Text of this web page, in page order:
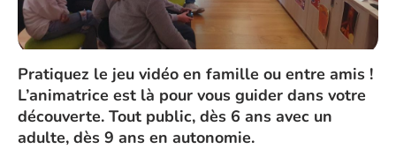
Pratiquez le jeu vidéo en famille ou entre amis !
L’animatrice est là pour vous guider dans votre
découverte. Tout public, dès 6 ans avec un
adulte, dès 9 ans en autonomie.